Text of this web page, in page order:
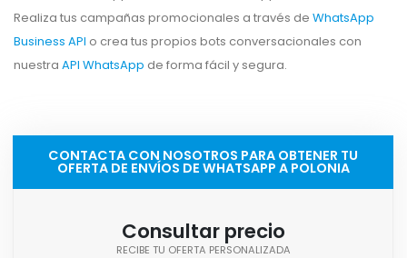
Realiza tus campañas promocionales a través de WhatsApp
Business API o crea tus propios bots conversacionales con
nuestra API WhatsApp de forma fácil y segura.
CONTACTA CON NOSOTROS PARA OBTENER TU
OFERTA DE ENVÍOS DE WHATSAPP A POLONIA
Consultar precio
RECIBE TU OFERTA PERSONALIZADA